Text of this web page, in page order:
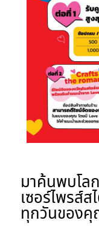
มาค้นพบโ
เซอร์ไพรส์
ทุกวันของ